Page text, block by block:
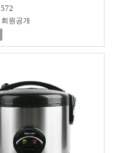
회원공개